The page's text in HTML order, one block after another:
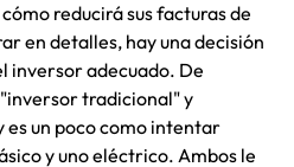
reducirá sus facturas de
en detalles, hay una decisión
inversor adecuado. De
tradicional" y
es un poco como intentar
y uno eléctrico. Ambos le